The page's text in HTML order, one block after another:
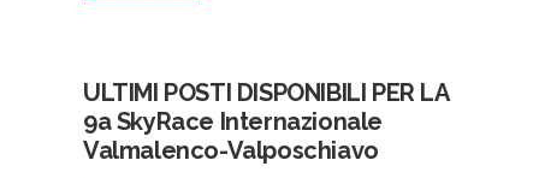
ULTIMI POSTI DISPONIBILI PER LA
9a SkyRace Internazionale
Valmalenco-Valposchiavo